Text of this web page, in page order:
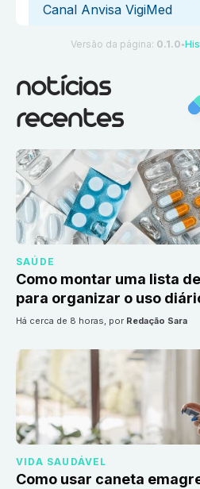
Canal Anvisa VigiMed
Versão da página: 0.1.0 ●
notícias
recentes
SAÚDE
Como montar uma lista
para organizar o uso
há cerca de 8 horas, por Redação Sara
VIDA SAUDÁVEL
Como usar caneta